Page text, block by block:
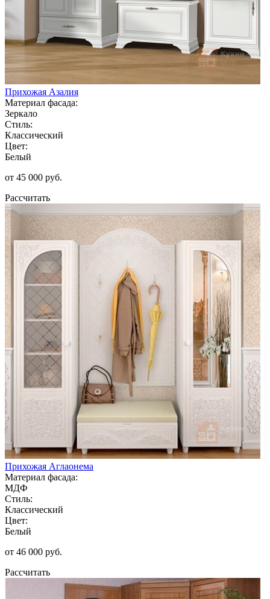
Прихожая Азалия
Материал фасада:
Зеркало
Стиль:
Классический
Цвет:
Белый
от 45 000 руб.
Рассчитать
Прихожая Аглаонема
Материал фасада:
МДФ
Стиль:
Классический
Цвет:
Белый
от 46 000 руб.
Рассчитать